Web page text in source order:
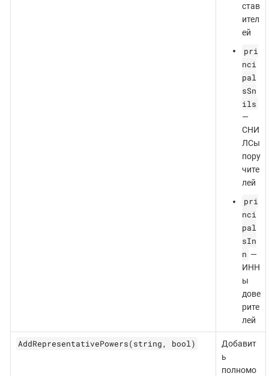
став
ител
ей
pri
nci
pal
sSn
ils
—
СНИ
ЛСы
пору
чите
лей
pri
nci
pal
sIn
n —
ИНН
ы
дове
рите
лей
AddRepresentativePowers(string, bool)
Добавит
ь
полномо